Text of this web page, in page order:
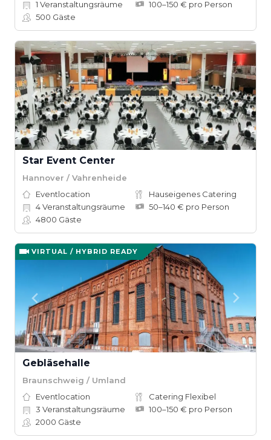
1 Veranstaltungsräume
100–150 € pro Person
500 Gäste
Star Event Center
Hannover / Vahrenheide
Eventlocation
Hauseigenes Catering
4Veranstaltungsräume
50–140 € pro Person
4800 Gäste
VIRTUAL / HYBRID READY
Gebläsehalle
Braunschweig / Umland
Eventlocation
Catering Flexibel
3 Veranstaltungsräume
100–150 € pro Person
2000 Gäste